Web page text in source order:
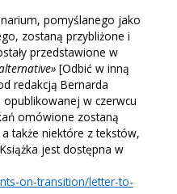
pomyślanego jako
zostaną przybliżone i
przedstawione w
[Odbić w inną
redakcją Bernarda
w czerwcu
omówione zostaną
także niektóre z tekstów,
jest dostępna w
on-transition/letter-to-